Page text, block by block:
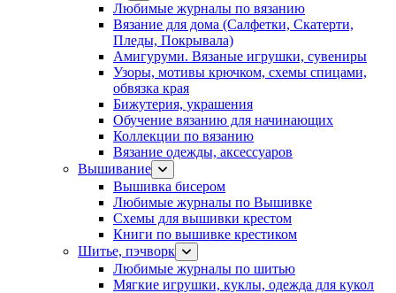
Любимые журналы по вязанию
Вязание для дома (Салфетки, Скатерти,
Пледы, Покрывала)
Амигуруми. Вязаные игрушки, сувениры
Узоры, мотивы крючком, схемы спицами,
обвязка края
Бижутерия, украшения
Обучение вязанию для начинающих
Коллекции по вязанию
Вязание одежды, аксессуаров
Вышивание
Вышивка бисером
Любимые журналы по Вышивке
Схемы для вышивки крестом
Книги по вышивке крестиком
Шитье, пэчворк
Любимые журналы по шитью
Мягкие игрушки, куклы, одежда для кукол